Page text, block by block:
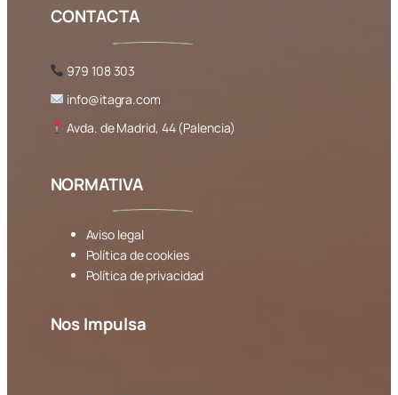
CONTACTA
979 108 303
info@itagra.com
Avda. de Madrid, 44 (Palencia)
NORMATIVA
Aviso legal
Política de cookies
Política de privacidad
Nos Impulsa